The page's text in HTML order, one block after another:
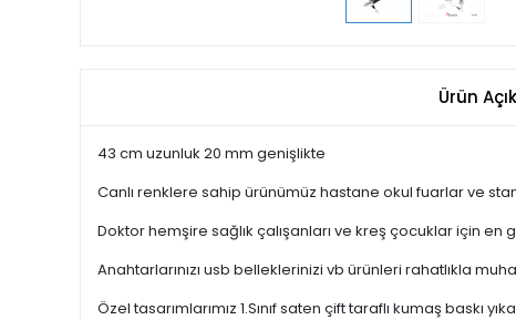
Ürün
43 cm uzunluk 20 mm genişlikte
Canlı renklere sahip ürünümüz hastane okul fuarlar ve
Doktor hemşire sağlık çalışanları ve kreş çocuklar için en
Anahtarlarınızı usb belleklerinizi vb ürünleri rahatlıkla
Özel tasarımlarımız 1.Sınıf saten çift taraflı kumaş baskı